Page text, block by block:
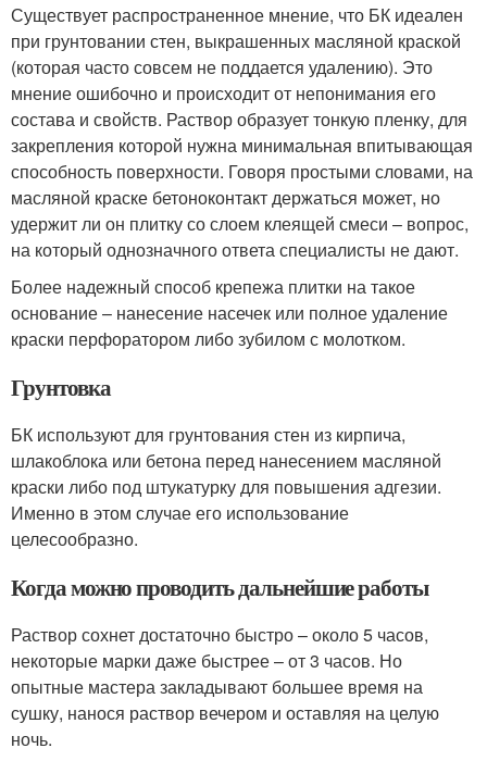
Существует распространенное мнение, что БК идеален
при грунтовании стен, выкрашенных масляной краской
(которая часто совсем не поддается удалению). Это
мнение ошибочно и происходит от непонимания его
состава и свойств. Раствор образует тонкую пленку, для
закрепления которой нужна минимальная впитывающая
способность поверхности. Говоря простыми словами, на
масляной краске бетоноконтакт держаться может, но
удержит ли он плитку со слоем клеящей смеси – вопрос,
на который однозначного ответа специалисты не дают.
Более надежный способ крепежа плитки на такое
основание – нанесение насечек или полное удаление
краски перфоратором либо зубилом с молотком.
Грунтовка
БК используют для грунтования стен из кирпича,
шлакоблока или бетона перед нанесением масляной
краски либо под штукатурку для повышения адгезии.
Именно в этом случае его использование
целесообразно.
Когда можно проводить дальнейшие работы
Раствор сохнет достаточно быстро – около 5 часов,
некоторые марки даже быстрее – от 3 часов. Но
опытные мастера закладывают большее время на
сушку, нанося раствор вечером и оставляя на целую
ночь.